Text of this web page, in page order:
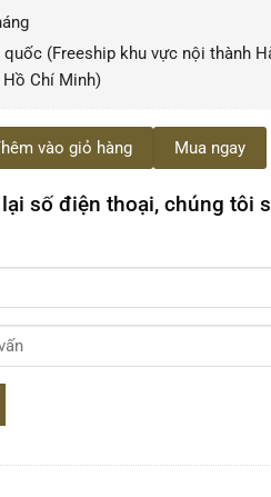
quốc (Freeship khu vực nội thành
Hồ Chí Minh)
GTL-GC01N số lượng
vào giỏ hàng Mua ngay
số điện thoại, chúng tôi